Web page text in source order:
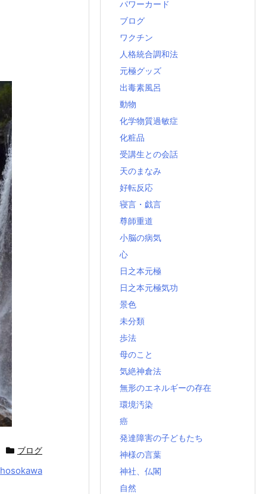
ブログ
hosokawa
パワーカード
ブログ
ワクチン
人格統合調和法
元極グッズ
出毒素風呂
動物
化学物質過敏症
化粧品
受講生との会話
天のまなみ
好転反応
寝言・戯言
尊師重道
小脳の病気
心
日之本元極
日之本元極気功
景色
未分類
歩法
母のこと
気絶神倉法
無形のエネルギーの存在
環境汚染
癌
発達障害の子どもたち
神様の言葉
神社、仏閣
自然